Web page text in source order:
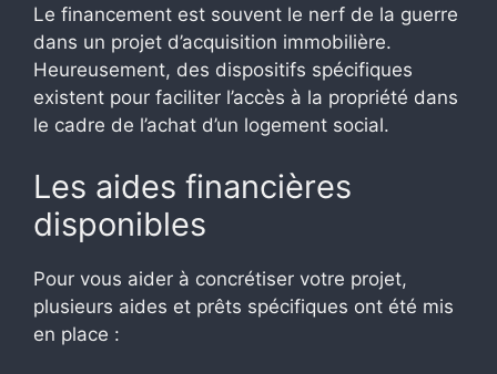
Le financement est souvent le nerf de la guerre
dans un projet d’acquisition immobilière.
Heureusement, des dispositifs spécifiques
existent pour faciliter l’accès à la propriété dans
le cadre de l’achat d’un logement social.
Les aides financières
disponibles
Pour vous aider à concrétiser votre projet,
plusieurs aides et prêts spécifiques ont été mis
en place :